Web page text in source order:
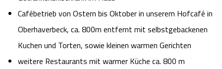
Cafébetrieb von Ostern bis Oktober in unserem Hofcafé in
Oberhaverbeck, ca. 800m entfernt mit selbstgebackenen
Kuchen und Torten, sowie kleinen warmen Gerichten
weitere Restaurants mit warmer Küche ca. 800 m